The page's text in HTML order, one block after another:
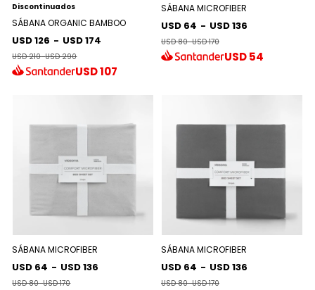
Discontinuados
SÁBANA ORGANIC BAMBOO
USD 126 - USD 174
USD 210-USD 290
USD107
SÁBANA MICROFIBER
USD 64 - USD 136
USD 80-USD 170
USD54
SÁBANA MICROFIBER
USD 64 - USD 136
USD 80-USD 170
SÁBANA MICROFIBER
USD 64 - USD 136
USD 80-USD 170